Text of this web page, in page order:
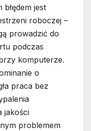
jest
roboczej –
prowadzić do
podczas
komputerze.
o
praca bez
jakości
problemem